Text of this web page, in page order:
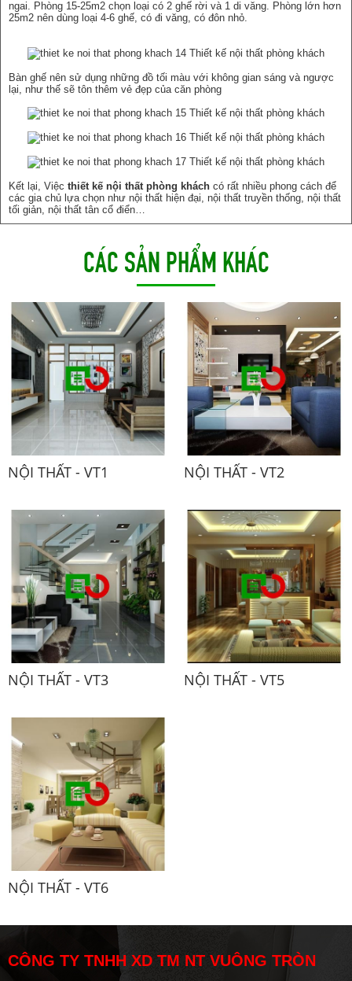
ngai. Phòng 15-25m2 chọn loại có 2 ghế rời và 1 di văng. Phòng lớn hơn
25m2 nên dùng loại 4-6 ghế, có đi văng, có đôn nhỏ.
Bàn ghế nên sử dụng những đồ tối màu với không gian sáng và ngược
lại, như thế sẽ tôn thêm vẻ đẹp của căn phòng
Kết lại, Việc thiết kế nội thất phòng khách có rất nhiều phong cách để
các gia chủ lựa chọn như nội thất hiện đại, nội thất truyền thống, nội thất
tối giản, nội thất tân cổ điển…
CÁC SẢN PHẨM KHÁC
NỘI THẤT - VT1 NỘI THẤT - VT2
NỘI THẤT - VT3 NỘI THẤT - VT5
NỘI THẤT - VT6
CÔNG TY TNHH XD TM NT VUÔNG TRÒN